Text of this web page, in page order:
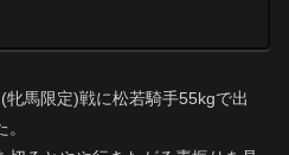
馬限定)戦に松若騎手55kgで出